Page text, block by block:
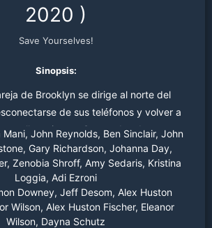
2020 )
Save Yourselves!
Sinopsis:
de Brooklyn se dirige al norte del
de sus teléfonos y volver a
ellos mismos. Separados de sus
pierden la noticia de que el planeta está
siendo atacado.
Mani, John Reynolds, Ben Sinclair, John
Gary Richardson, Johanna Day,
Zenobia Shroff, Amy Sedaris, Kristina
Loggia, Adi Ezroni
Downey, Jeff Desom, Alex Huston
Wilson, Alex Huston Fischer, Eleanor
Wilson, Dayna Schutz